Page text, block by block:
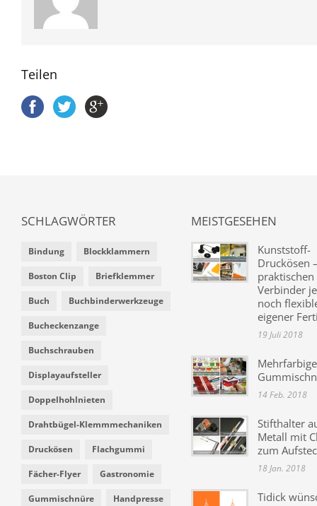
Teilen
SCHLAGWÖRTER
Bindung Blockklammern
Boston Clip Briefklemmer
Buch Buchbinderwerkzeuge
Bucheckenzange
Buchschrauben
Displayaufsteller
Doppelhohlnieten
Drahtbügel-Klemmmechaniken
Druckösen Flachgummi
Fächer-Flyer Gastronomie
Gummischnüre Handpresse
MEISTGESEHEN
Kunststoff-
Druckösen
praktischen
Verbinder
noch
eigener
19 Juli 2018
Mehrfarbige
14 Feb. 2018
Stifthalter
Metall mit
zum
18 Jan. 2018
Tidick